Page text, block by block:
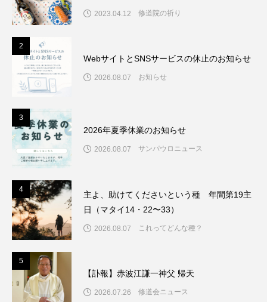
2023.04.12 修道院の祈り
2
WebサイトとSNSサービスの休止のお知らせ
2026.08.07 お知らせ
3
2026年夏季休業のお知らせ
2026.08.07 サンパウロニュース
4
主よ、助けてくださいという種 年間第19主
日（マタイ14・22〜33）
2026.08.07 これってどんな種？
5
【訃報】赤波江謙一神父 帰天
2026.07.26 修道会ニュース